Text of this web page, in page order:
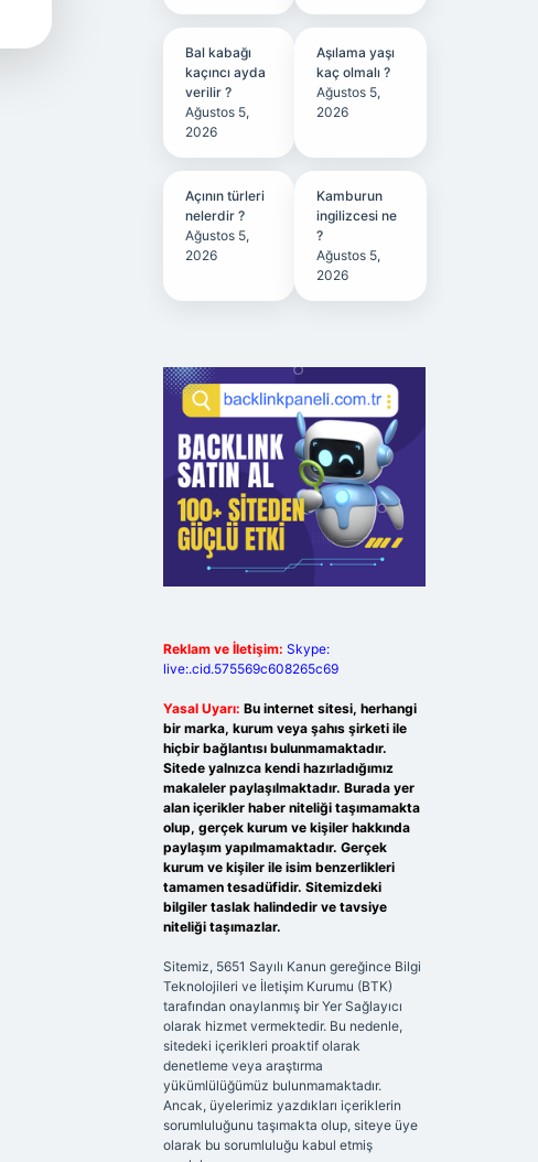
Bal kabağı
kaçıncı ayda
verilir ?
Ağustos 5,
2026
Aşılama yaşı
kaç olmalı ?
Ağustos 5,
2026
Açının türleri
nelerdir ?
Ağustos 5,
2026
Kamburun
ingilizcesi ne
?
Ağustos 5,
2026
Reklam ve İletişim: Skype:
live:.cid.575569c608265c69
Yasal Uyarı: Bu internet sitesi, herhangi
bir marka, kurum veya şahıs şirketi ile
hiçbir bağlantısı bulunmamaktadır.
Sitede yalnızca kendi hazırladığımız
makaleler paylaşılmaktadır. Burada yer
alan içerikler haber niteliği taşımamakta
olup, gerçek kurum ve kişiler hakkında
paylaşım yapılmamaktadır. Gerçek
kurum ve kişiler ile isim benzerlikleri
tamamen tesadüfidir. Sitemizdeki
bilgiler taslak halindedir ve tavsiye
niteliği taşımazlar.
Sitemiz, 5651 Sayılı Kanun gereğince Bilgi
Teknolojileri ve İletişim Kurumu (BTK)
tarafından onaylanmış bir Yer Sağlayıcı
olarak hizmet vermektedir. Bu nedenle,
sitedeki içerikleri proaktif olarak
denetleme veya araştırma
yükümlülüğümüz bulunmamaktadır.
Ancak, üyelerimiz yazdıkları içeriklerin
sorumluluğunu taşımakta olup, siteye üye
olarak bu sorumluluğu kabul etmiş